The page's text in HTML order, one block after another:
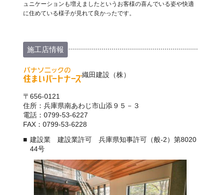
ュニケーションも増えましたというお客様の喜んでいる姿や快適
に住めている様子が見れて良かったです。
施工店情報
織田建設（株）
〒656-0121
住所：兵庫県南あわじ市山添９５－３
電話：0799-53-6227
FAX：0799-53-6228
建設業 建設業許可 兵庫県知事許可（般-2）第8020
44号